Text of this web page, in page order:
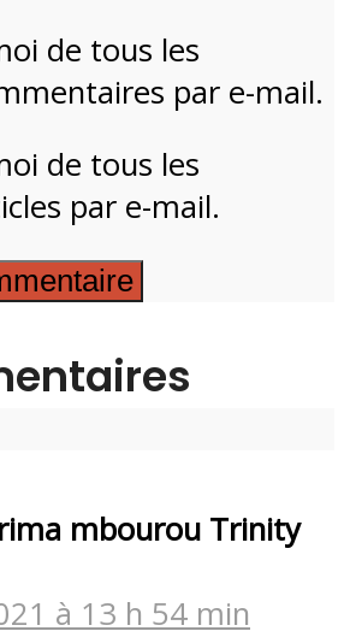
de tous les
par e-mail.
de tous les
par e-mail.
mbourou Trinity
à 13 h 54 min